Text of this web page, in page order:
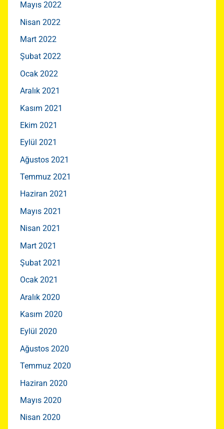
Mayıs 2022
Nisan 2022
Mart 2022
Şubat 2022
Ocak 2022
Aralık 2021
Kasım 2021
Ekim 2021
Eylül 2021
Ağustos 2021
Temmuz 2021
Haziran 2021
Mayıs 2021
Nisan 2021
Mart 2021
Şubat 2021
Ocak 2021
Aralık 2020
Kasım 2020
Eylül 2020
Ağustos 2020
Temmuz 2020
Haziran 2020
Mayıs 2020
Nisan 2020